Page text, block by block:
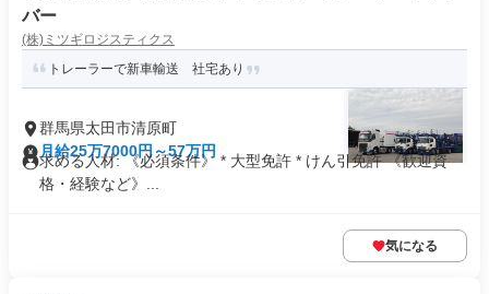
バー
(株)ミツギロジスティクス
トレーラーで新車輸送 社宅あり
群馬県太田市清原町
月給25万7000円～57万円
求める人材: 《必須条件》 * 大型免許 * けん引免許 《歓迎資
格・経験など》...
気になる